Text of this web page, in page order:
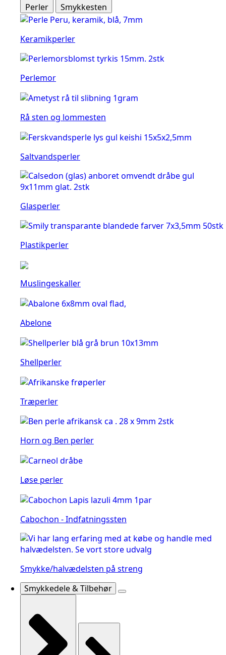
Perler Smykkesten
Keramikperler
Perlemor
Rå sten og lommesten
Saltvandsperler
Glasperler
Plastikperler
Muslingeskaller
Abelone
Shellperler
Træperler
Horn og Ben perler
Løse perler
Cabochon - Indfatningssten
Smykke/halvædelsten på streng
Smykkedele & Tilbehør